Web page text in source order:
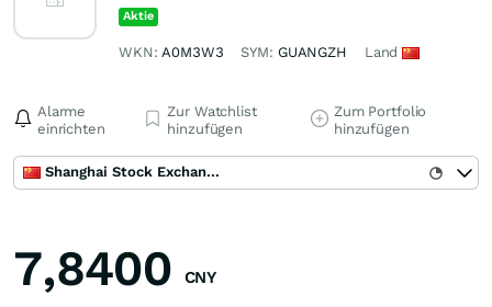
Aktie
WKN:A0M3W3 SYM: GUANGZH Land
Alarme
einrichten
Zur Watchlist
hinzufügen
Zum Portfolio
hinzufügen
Shanghai Stock Exchange
7,8400 CNY